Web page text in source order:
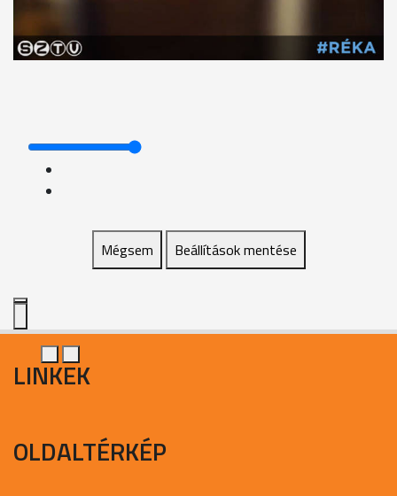
Mégsem Beállítások mentése
LINKEK
OLDALTÉRKÉP